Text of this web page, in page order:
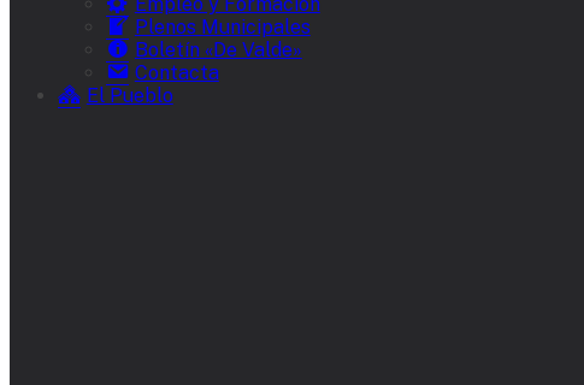
Empleo y Formación
Plenos Municipales
Boletín «De Valde»
Contacta
El Pueblo